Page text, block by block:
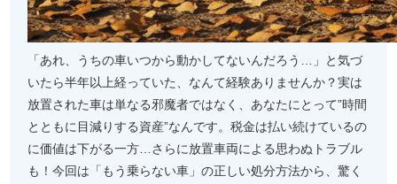
「あれ、うちの車いつから動かしてないんだろう…」と気づ
いたら半年以上経っていた、なんて経験ありませんか？実は
放置された車は単なる邪魔者ではなく、あなたにとって”時間
とともに目減りする資産”なんです。税金は払い続けているの
に価値は下がる一方…さらに放置車両による思わぬトラブル
も！今回は「もう乗らない車」の正しい処分方法から、驚く